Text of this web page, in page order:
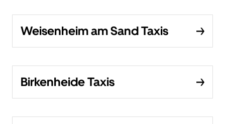
Weisenheim am Sand Taxis
Birkenheide Taxis